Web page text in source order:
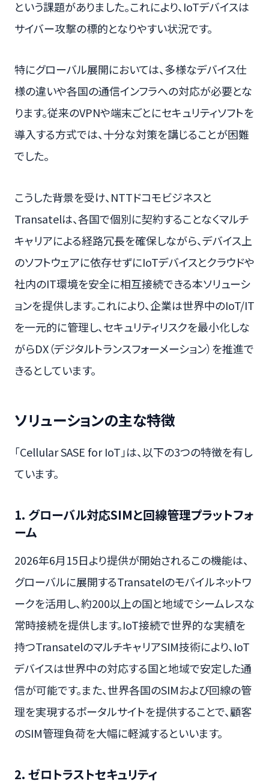
という課題がありました。これにより、IoTデバイスは
サイバー攻撃の標的となりやすい状況です。
特にグローバル展開においては、多様なデバイス仕
様の違いや各国の通信インフラへの対応が必要とな
ります。従来のVPNや端末ごとにセキュリティソフトを
導入する方式では、十分な対策を講じることが困難
でした。
こうした背景を受け、NTTドコモビジネスと
Transatelは、各国で個別に契約することなくマルチ
キャリアによる経路冗長を確保しながら、デバイス上
のソフトウェアに依存せずにIoTデバイスとクラウドや
社内のIT環境を安全に相互接続できる本ソリューシ
ョンを提供します。これにより、企業は世界中のIoT/IT
を一元的に管理し、セキュリティリスクを最小化しな
がらDX（デジタルトランスフォーメーション）を推進で
きるとしています。
ソリューションの主な特徴
「Cellular SASE for IoT」は、以下の3つの特徴を有し
ています。
1. グローバル対応SIMと回線管理プラットフォ
ーム
2026年6月15日より提供が開始されるこの機能は、
グローバルに展開するTransatelのモバイルネットワ
ークを活用し、約200以上の国と地域でシームレスな
常時接続を提供します。IoT接続で世界的な実績を
持つTransatelのマルチキャリアSIM技術により、IoT
デバイスは世界中の対応する国と地域で安定した通
信が可能です。また、世界各国のSIMおよび回線の管
理を実現するポータルサイトを提供することで、顧客
のSIM管理負荷を大幅に軽減するといいます。
2. ゼロトラストセキュリティ